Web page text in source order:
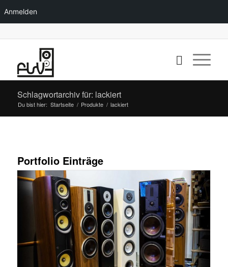
Anmelden
Schlagwortarchiv für: lackiert
Du bist hier: Startseite / Produkte / lackiert
Portfolio Einträge